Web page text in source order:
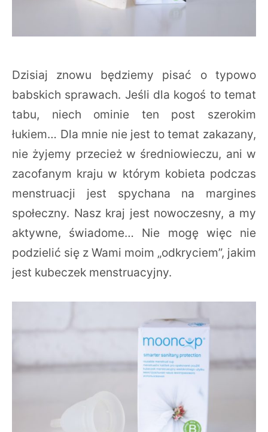
Dzisiaj znowu będziemy pisać o typowo
babskich sprawach. Jeśli dla kogoś to temat
tabu, niech ominie ten post szerokim
łukiem… Dla mnie nie jest to temat zakazany,
nie żyjemy przecież w średniowieczu, ani w
zacofanym kraju w którym kobieta podczas
menstruacji jest spychana na margines
społeczny. Nasz kraj jest nowoczesny, a my
aktywne, świadome… Nie mogę więc nie
podzielić się z Wami moim „odkryciem”, jakim
jest kubeczek menstruacyjny.